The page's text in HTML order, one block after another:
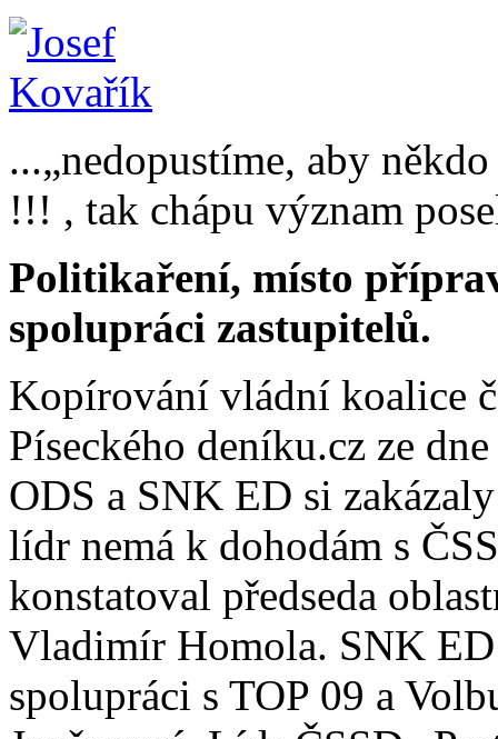
...„nedopustíme, aby
!!! , tak chápu význam
Politikaření, místo
spolupráci zastupitelů.
Kopírování vládní koalice
Píseckého deníku.cz ze
ODS a SNK ED si
lídr nemá k dohodám s
konstatoval předseda
Vladimír Homola. SNK
spolupráci s TOP 09 a